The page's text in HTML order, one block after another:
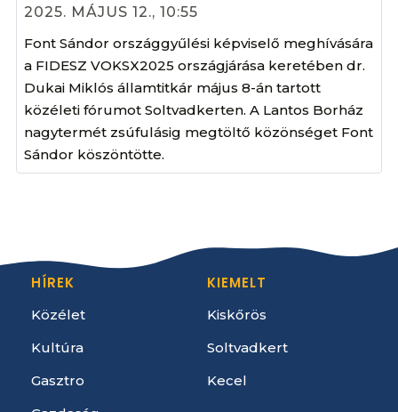
2025. MÁJUS 12., 10:55
Font Sándor országgyűlési képviselő meghívására
a FIDESZ VOKSX2025 országjárása keretében dr.
Dukai Miklós államtitkár május 8-án tartott
közéleti fórumot Soltvadkerten. A Lantos Borház
nagytermét zsúfulásig megtöltő közönséget Font
Sándor köszöntötte.
HÍREK
Közélet
Kultúra
Gasztro
KIEMELT
Kiskőrös
Soltvadkert
Kecel